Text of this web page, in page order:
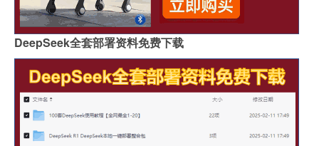
DeepSeek全套部署资料免费下载